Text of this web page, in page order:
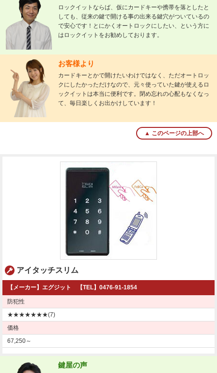
ロックイットならば、仮にカードキーや携帯を落としたと
しても、従来の鍵で開ける事の出来る鍵穴がついているの
で安心です！とにかくオートロックにしたい、という方に
はロックイットをお勧めしております。
お客様より
カードキーとかで開けたいわけではなく、ただオートロッ
クにしたかっただけなので、元々使っていた鍵が使えるロ
ックイットは本当に便利です。閉め忘れの心配もなくなっ
て、毎日楽しくお出かけしています！
▲ このページの上部へ
アイタッチスリム
【メーカー】エグジット 【TEL】0476-91-1854
防犯性
★★★★★★★(7)
価格
67,250～
鍵屋の声